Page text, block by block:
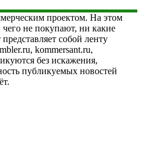
проектом. На этом
не покупают, ни какие
собой ленту
kommersant.ru,
без искажения,
публикуемых новостей